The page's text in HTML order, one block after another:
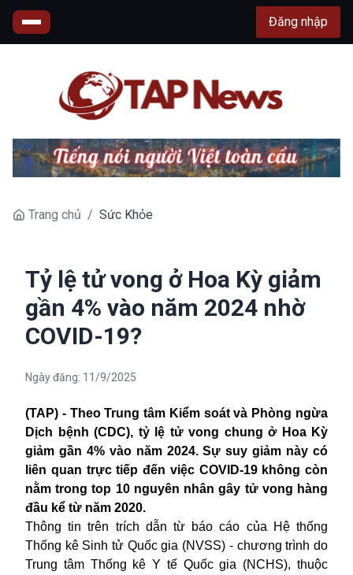
Đăng nhập
Trang chủ / Sức Khỏe
Tỷ lệ tử vong ở Hoa Kỳ giảm
gần 4% vào năm 2024 nhờ
COVID-19?
Ngày đăng: 11/9/2025
(TAP) - Theo Trung tâm Kiểm soát và Phòng ngừa
Dịch bệnh (CDC), tỷ lệ tử vong chung ở Hoa Kỳ
giảm gần 4% vào năm 2024. Sự suy giảm này có
liên quan trực tiếp đến việc COVID-19 không còn
nằm trong top 10 nguyên nhân gây tử vong hàng
đầu kể từ năm 2020.
Thông tin trên trích dẫn từ báo cáo của Hệ thống
Thống kê Sinh tử Quốc gia (NVSS) - chương trình do
Trung tâm Thống kê Y tế Quốc gia (NCHS), thuộc